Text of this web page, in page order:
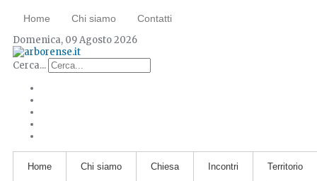
Home Chi siamo Contatti
Domenica, 09 Agosto 2026
Cerca...
Home Chi siamo Chiesa Incontri Territorio